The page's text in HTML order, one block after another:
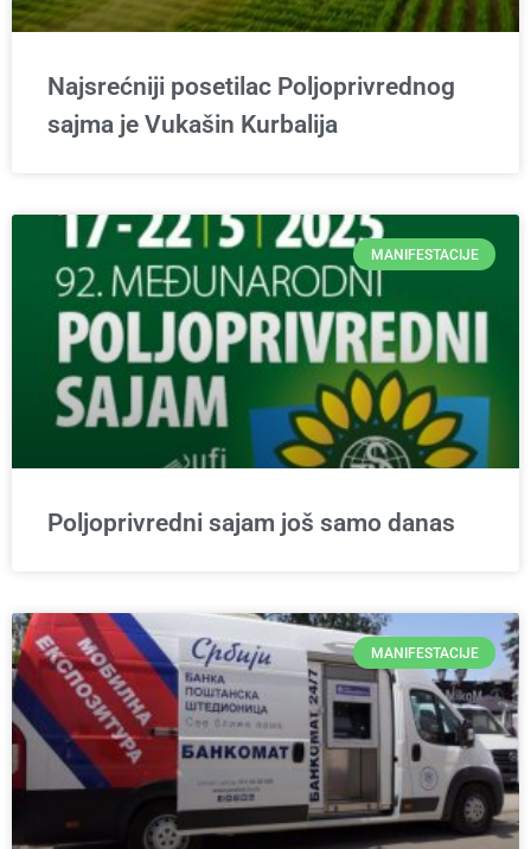
Najsrećniji posetilac Poljoprivrednog
sajma je Vukašin Kurbalija
MANIFESTACIJE
Poljoprivredni sajam još samo danas
MANIFESTACIJE